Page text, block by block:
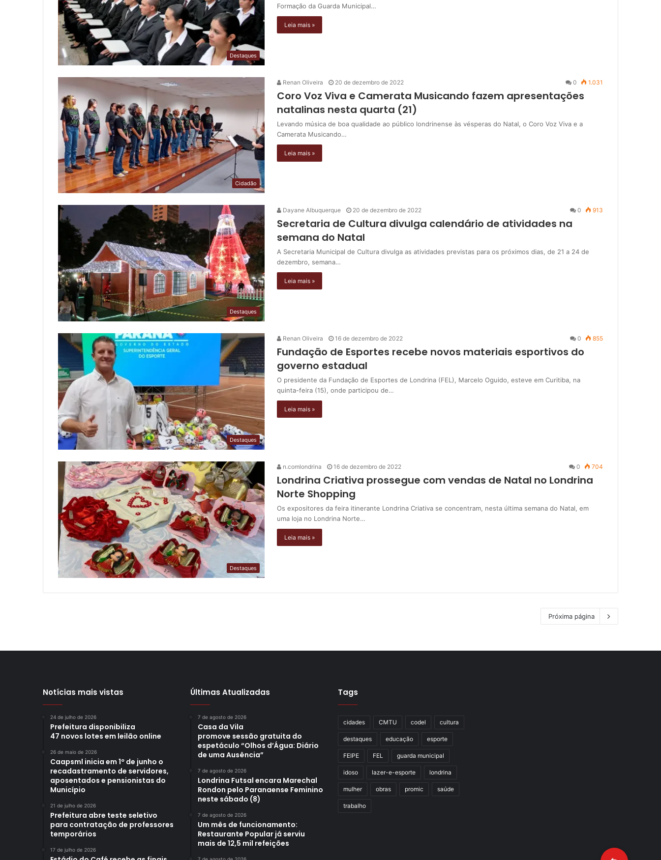
Destaques
Formação da Guarda Municipal…
Leia mais »
Cidadão
Renan Oliveira 20 de dezembro de 2022 0 1.031
Coro Voz Viva e Camerata Musicando fazem apresentações
natalinas nesta quarta (21)
Levando música de boa qualidade ao público londrinense às vésperas do Natal, o Coro Voz Viva e a
Camerata Musicando…
Leia mais »
Destaques
Dayane Albuquerque 20 de dezembro de 2022 0 913
Secretaria de Cultura divulga calendário de atividades na
semana do Natal
A Secretaria Municipal de Cultura divulga as atividades previstas para os próximos dias, de 21 a 24 de
dezembro, semana…
Leia mais »
Destaques
Renan Oliveira 16 de dezembro de 2022 0 855
Fundação de Esportes recebe novos materiais esportivos do
governo estadual
O presidente da Fundação de Esportes de Londrina (FEL), Marcelo Oguido, esteve em Curitiba, na
quinta-feira (15), onde participou de…
Leia mais »
Destaques
n.comlondrina 16 de dezembro de 2022 0 704
Londrina Criativa prossegue com vendas de Natal no Londrina
Norte Shopping
Os expositores da feira itinerante Londrina Criativa se concentram, nesta última semana do Natal, em
uma loja no Londrina Norte…
Leia mais »
Próxima página
Notícias mais vistas
24 de julho de 2026
Prefeitura disponibiliza
47 novos lotes em leilão online
26 de maio de 2026
Caapsml inicia em 1º de junho o
recadastramento de servidores,
aposentados e pensionistas do
Município
21 de julho de 2026
Prefeitura abre teste seletivo
para contratação de professores
temporários
17 de julho de 2026
Últimas Atualizadas
7 de agosto de 2026
Casa da Vila
promove sessão gratuita do
espetáculo “Olhos d’Água: Diário
de uma Ausência”
7 de agosto de 2026
Londrina Futsal encara Marechal
Rondon pelo Paranaense Feminino
neste sábado (8)
7 de agosto de 2026
Um mês de funcionamento:
Restaurante Popular já serviu
mais de 12,5 mil refeições
Tags
cidades CMTU codel cultura
destaques educação esporte
FEIPE FEL guarda municipal
idoso lazer-e-esporte londrina
mulher obras promic saúde
trabalho